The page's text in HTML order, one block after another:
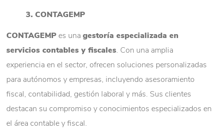
3. CONTAGEMP
CONTAGEMPes una gestoría especializada en
servicios contables y fiscales. Con una amplia
experiencia en el sector, ofrecen soluciones personalizadas
para autónomos y empresas, incluyendo asesoramiento
fiscal, contabilidad, gestión laboral y más. Sus clientes
destacan su compromiso y conocimientos especializados en
el área contable y fiscal.